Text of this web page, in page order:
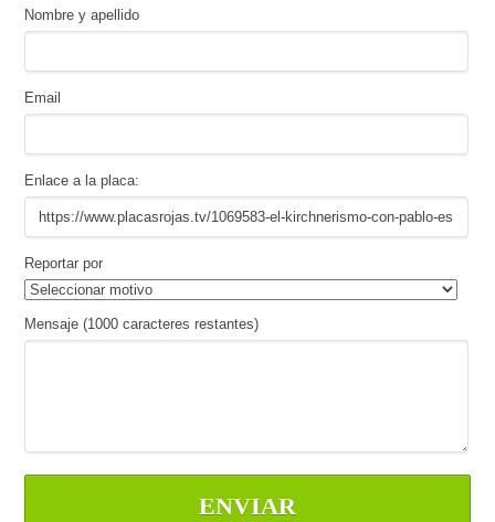
Nombre y apellido
Email
Enlace a la placa:
Reportar por
Mensaje (1000 caracteres restantes)